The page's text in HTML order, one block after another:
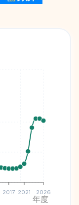
2017 2021 2026
年度